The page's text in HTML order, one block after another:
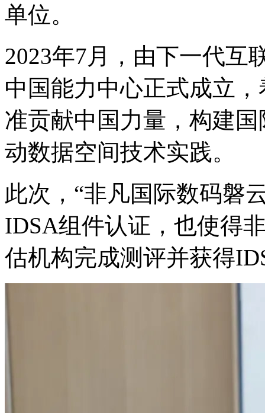
单位。
2023年7月，由下一代
中国能力中心正式成立
准贡献中国力量，构建
动数据空间技术实践。
此次，“非凡国际数码
IDSA组件认证，也使
估机构完成测评并获得